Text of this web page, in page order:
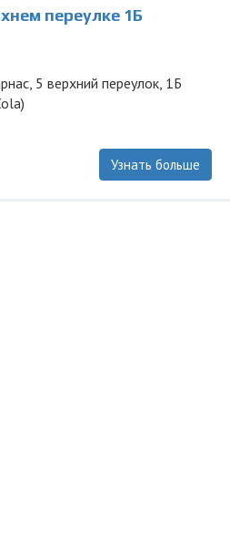
переулке 1Б
5 верхний переулок, 1Б
Узнать больше